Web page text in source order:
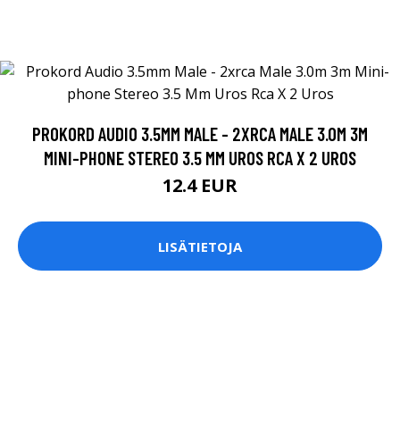
PROKORD AUDIO 3.5MM MALE - 2XRCA MALE 3.0M 3M
MINI-PHONE STEREO 3.5 MM UROS RCA X 2 UROS
12.4 EUR
LISÄTIETOJA